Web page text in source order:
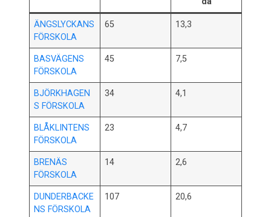
ÄNGSLYCKANS
FÖRSKOLA
65 13,3
BASVÄGENS
FÖRSKOLA
45 7,5
BJÖRKHAGEN
S FÖRSKOLA
34 4,1
BLÅKLINTENS
FÖRSKOLA
23 4,7
BRENÄS
FÖRSKOLA
14 2,6
DUNDERBACKE
NS FÖRSKOLA
107 20,6